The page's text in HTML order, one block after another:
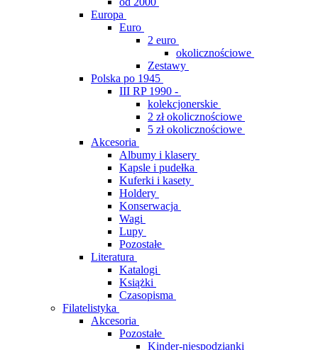
Europa
Euro
2 euro
okolicznościowe
Zestawy
Polska po 1945
III RP 1990 -
kolekcjonerskie
2 zł okolicznościowe
5 zł okolicznościowe
Akcesoria
Albumy i klasery
Kapsle i pudełka
Kuferki i kasety
Holdery
Konserwacja
Wagi
Lupy
Pozostałe
Literatura
Katalogi
Książki
Czasopisma
Filatelistyka
Akcesoria
Pozostałe
Kinder-niespodzianki